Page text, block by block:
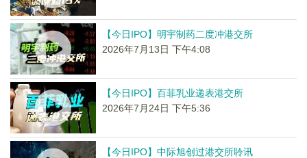
【今日IPO】明宇制药二度冲港交所
2026年7月13日 下午4:08
【今日IPO】百菲乳业递表港交所
2026年7月24日 下午5:36
【今日IPO】中际旭创过港交所聆讯